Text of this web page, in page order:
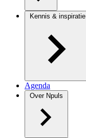
Kennis & inspiratie
Agenda
Over Npuls